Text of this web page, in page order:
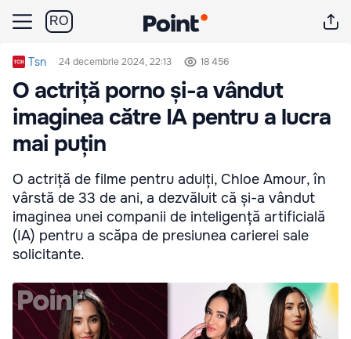
RO
Tsn 24 decembrie 2024, 22:13 18 456
O actriță porno și-a vândut
imaginea către IA pentru a lucra
mai puțin
O actriță de filme pentru adulți, Chloe Amour, în
vârstă de 33 de ani, a dezvăluit că și-a vândut
imaginea unei companii de inteligență artificială
(IA) pentru a scăpa de presiunea carierei sale
solicitante.